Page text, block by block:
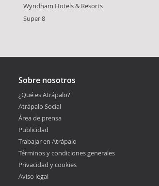
Wyndham Hotels & Resorts
Super 8
Sobre nosotros
¿Qué es Atrápalo?
Atrápalo Social
Área de prensa
Publicidad
Trabajar en Atrápalo
Términos y condiciones generales
Privacidad y cookies
Aviso legal